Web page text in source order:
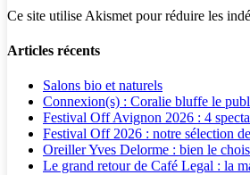
Ce site utilise Akismet pour réduire les
Articles récents
Salons bio et naturels
Connexion(s) : Coralie bluffe le
Festival Off Avignon 2026 : 4
Festival Off 2026 : notre sélection
Oreiller Yves Delorme : bien le
Le grand retour de Café Legal : la